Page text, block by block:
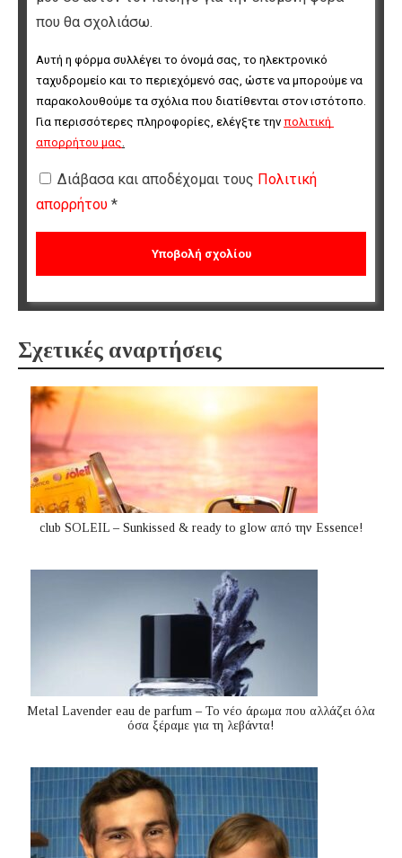
που θα σχολιάσω.
Αυτή η φόρμα συλλέγει το όνομά σας, το ηλεκτρονικό
ταχυδρομείο και το περιεχόμενό σας, ώστε να μπορούμε να
παρακολουθούμε τα σχόλια που διατίθενται στον ιστότοπο.
Για περισσότερες πληροφορίες, ελέγξτε την πολιτική
απορρήτου μας.
Διάβασα και αποδέχομαι τους Πολιτική
απορρήτου *
Σχετικές αναρτήσεις
club SOLEIL – Sunkissed & ready to glow από την Essence!
Metal Lavender eau de parfum – Το νέο άρωμα που αλλάζει όλα
όσα ξέραμε για τη λεβάντα!